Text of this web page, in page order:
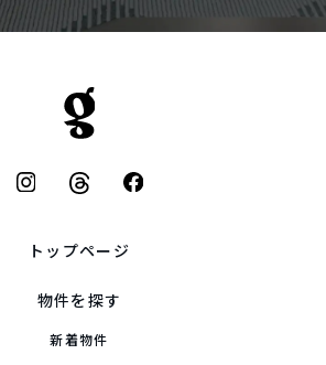
トップページ
物件を探す
新着物件